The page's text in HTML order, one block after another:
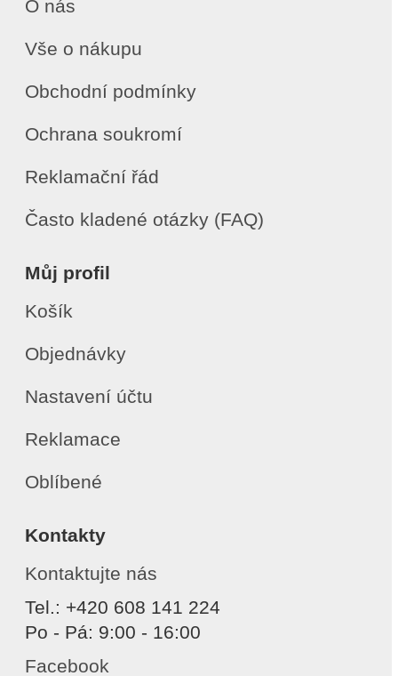
O nás
Vše o nákupu
Obchodní podmínky
Ochrana soukromí
Reklamační řád
Často kladené otázky (FAQ)
Můj profil
Košík
Objednávky
Nastavení účtu
Reklamace
Oblíbené
Kontakty
Kontaktujte nás
Tel.: +420 608 141 224
Po - Pá: 9:00 - 16:00
Facebook